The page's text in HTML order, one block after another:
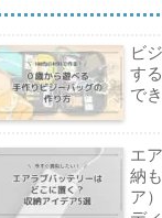
ビ
す
で
エ
納
ア